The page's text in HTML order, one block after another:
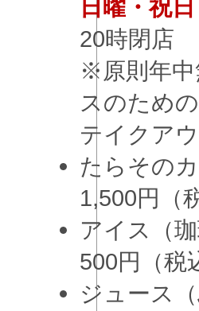
日曜・祝
20時閉店
※原則年中
スのため
テイクアウ
たらその
1,500円（
アイス（
500円（税
ジュース